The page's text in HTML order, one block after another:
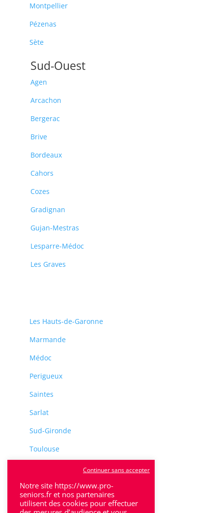
Montpellier
Pézenas
Sète
Sud-Ouest
Agen
Arcachon
Bergerac
Brive
Bordeaux
Cahors
Cozes
Gradignan
Gujan-Mestras
Lesparre-Médoc
Les Graves
Les Hauts-de-Garonne
Marmande
Médoc
Perigueux
Saintes
Sarlat
Sud-Gironde
Toulouse
Villeneuve-Sur-Lot
Notre site https://www.pro-
seniors.fr et nos partenaires
utilisent des cookies pour effectuer
Continuer sans accepter